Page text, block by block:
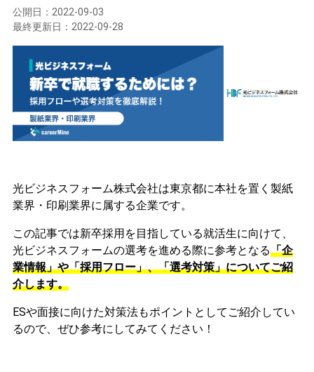
公開日： 2022-09-03
最終更新日： 2022-09-28
光ビジネスフォーム株式会社は東京都に本社を置く製紙
業界・印刷業界に属する企業です。
この記事では新卒採用を目指している就活生に向けて、
光ビジネスフォームの選考を進める際に参考となる「企
業情報」や「採用フロー」、「選考対策」についてご紹
介します。
ESや面接に向けた対策法もポイントとしてご紹介してい
るので、ぜひ参考にしてみてください！